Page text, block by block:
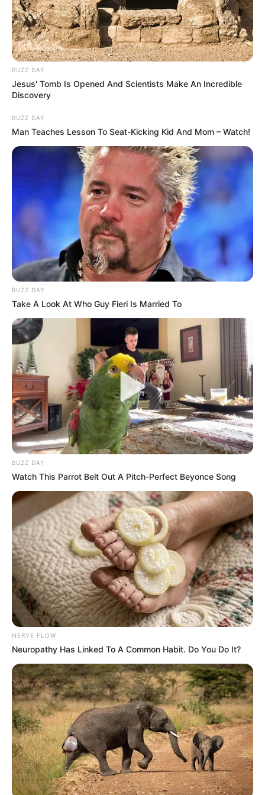
പ്രതിരോധ മന്ത്രാലയം അനുമതി നൽകിയത് .
BUZZ DAY
Jesus' Tomb Is Opened And Scientists Make An Incredible
Discovery
BUZZ DAY
Man Teaches Lesson To Seat-Kicking Kid And Mom – Watch!
BUZZ DAY
Take A Look At Who Guy Fieri Is Married To
BUZZ DAY
Watch This Parrot Belt Out A Pitch-Perfect Beyonce Song
NERVE FLOW
Neuropathy Has Linked To A Common Habit. Do You Do It?